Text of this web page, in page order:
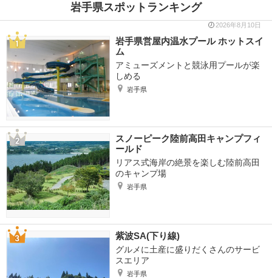
岩手県スポットランキング
2026年8月10日
岩手県営屋内温水プール ホットスイ
ム
アミューズメントと競泳用プールが楽
しめる
岩手県
スノーピーク陸前高田キャンプフィ
ールド
リアス式海岸の絶景を楽しむ陸前高田
のキャンプ場
岩手県
紫波SA(下り線)
グルメに土産に盛りだくさんのサービ
スエリア
岩手県